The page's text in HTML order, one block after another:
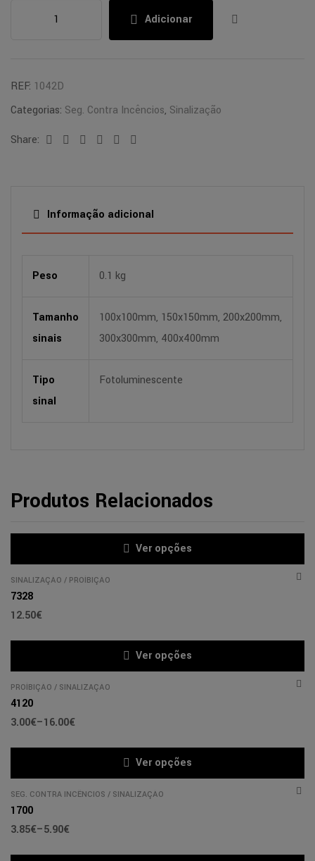
Adicionar
REF: 1042D
Categorias: Seg. Contra Incêncios, Sinalização
Share:
Facebook
TwitterLinkedinGoogle+Pinterest
Informação adicional
Peso 0.1 kg
Tamanho
sinais
100x100mm, 150x150mm, 200x200mm,
300x300mm, 400x400mm
Tipo
sinal
Fotoluminescente
Produtos Relacionados
Ver opções
SINALIZAÇÃO / PROÍBIÇÃO
7328
12.50€
Ver opções
PROÍBIÇÃO / SINALIZAÇÃO
4120
3.00€–16.00€
Ver opções
SEG. CONTRA INCÊNCIOS / SINALIZAÇÃO
1700
3.85€–5.90€